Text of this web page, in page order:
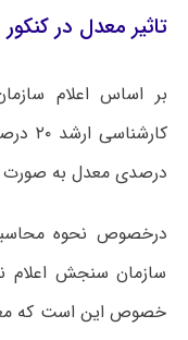
تاثیر معدل در
بر اساس اعلام
درصدی معدل به صورت
درخصوص نحوه
سازمان سنجش اعلام
خصوص این است که